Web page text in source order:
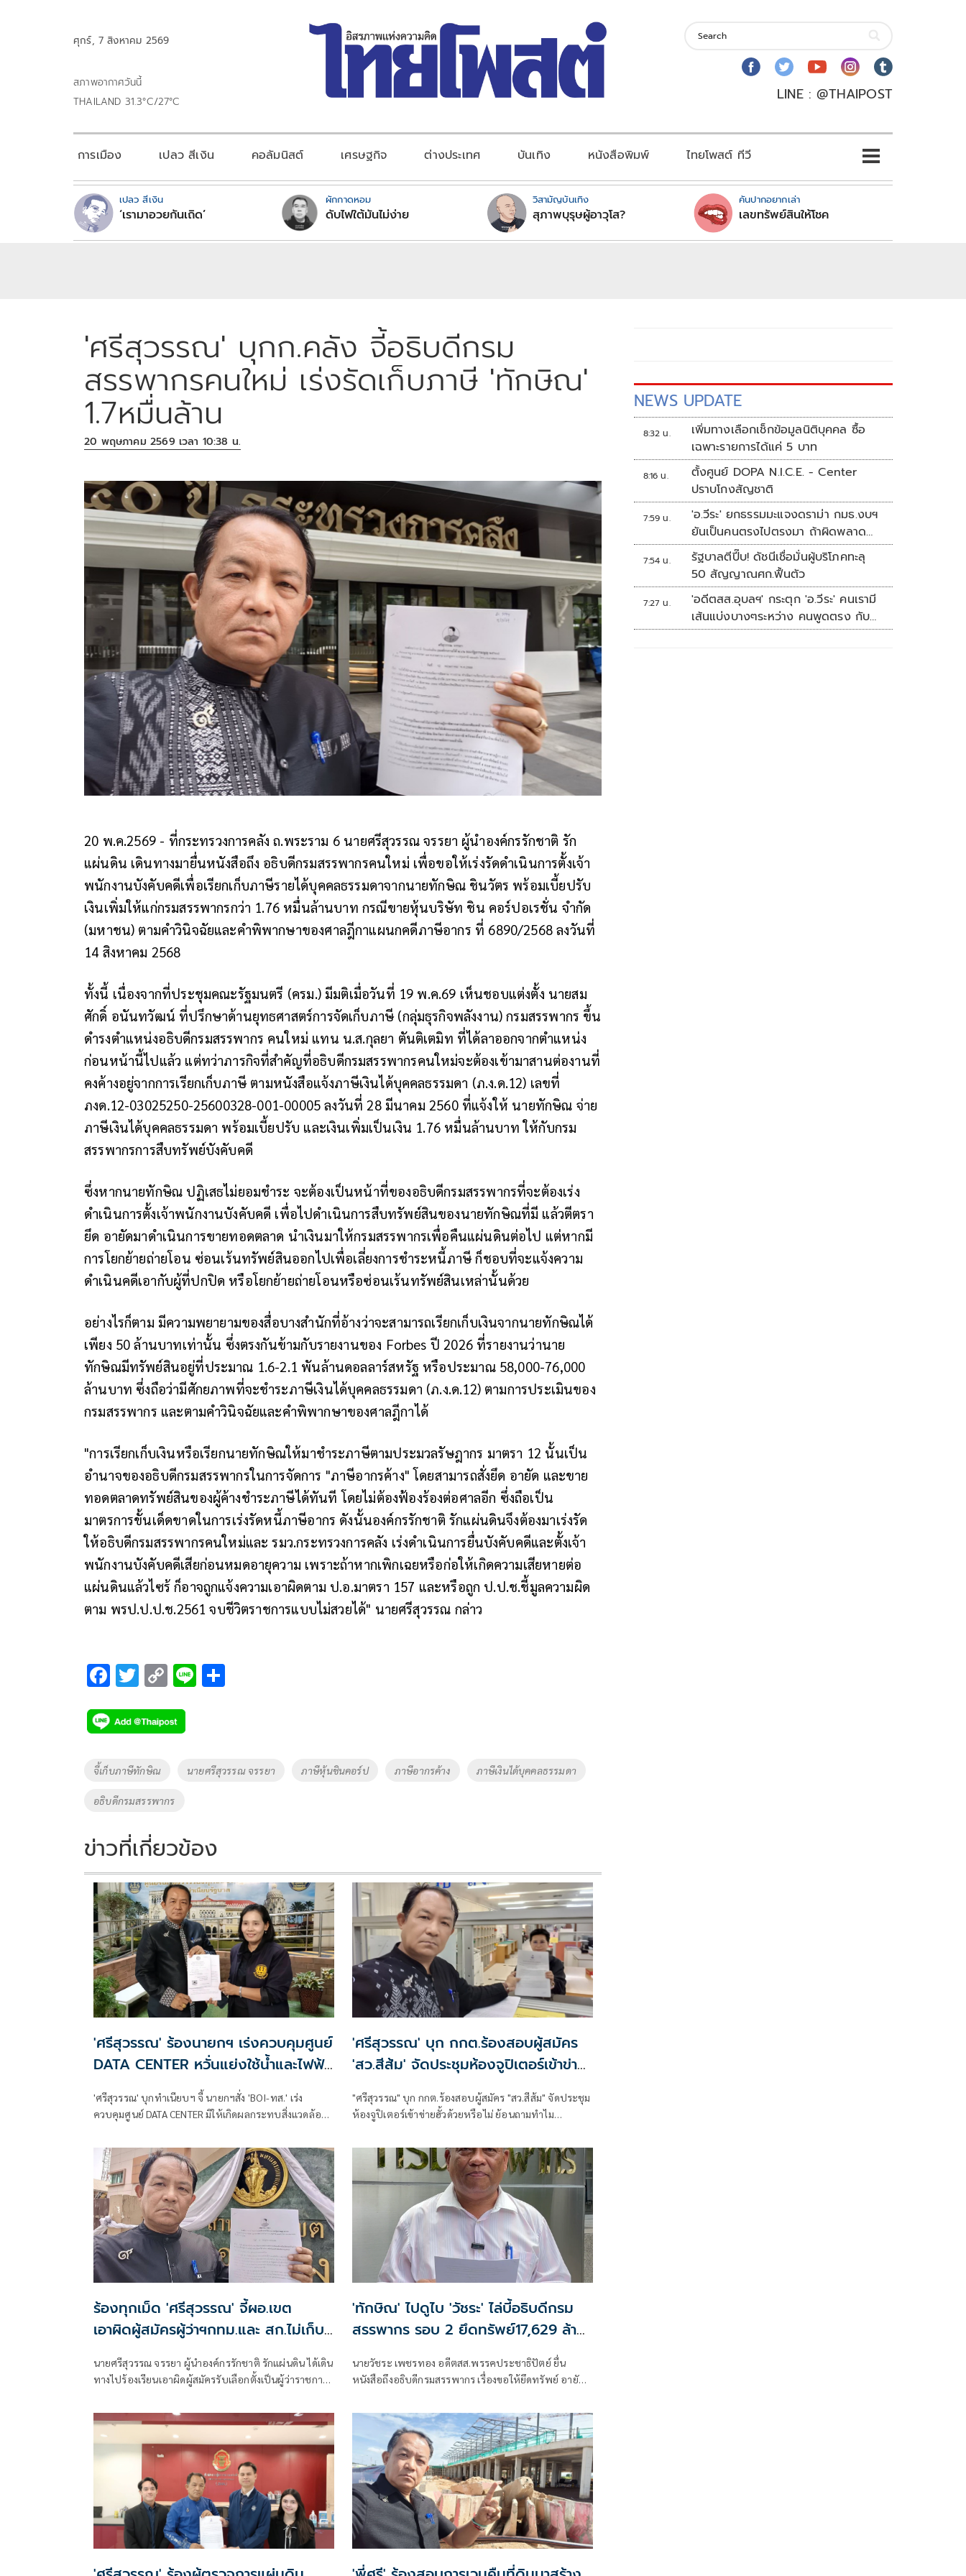
ศุกร์, 7 สิงหาคม 2569
สภาพอากาศวันนี้
THAILAND 31.3°C/27°C
LINE : @THAIPOST
การเมือง เปลว สีเงิน คอลัมนิสต์ เศรษฐกิจ ต่างประเทศ บันเทิง หนังสือพิมพ์ ไทยโพสต์ ทีวี
เปลว สีเงิน
‘เรามาอวยกันเถิด’
ผักกาดหอม
ดับไฟใต้มันไม่ง่าย
วิสามัญบันเทิง
สุภาพบุรุษผู้อาวุโส?
คันปากอยากเล่า
เลขทรัพย์สินให้โชค
'ศรีสุวรรณ' บุกก.คลัง จี้อธิบดีกรม
สรรพากรคนใหม่ เร่งรัดเก็บภาษี 'ทักษิณ'
1.7หมื่นล้าน
20 พฤษภาคม 2569 เวลา 10:38 น.
20 พ.ค.2569 - ที่กระทรวงการคลัง ถ.พระราม 6 นายศรีสุวรรณ จรรยา ผู้นำองค์กรรักชาติ รัก
แผ่นดิน เดินทางมายื่นหนังสือถึง อธิบดีกรมสรรพากรคนใหม่ เพื่อขอให้เร่งรัดดำเนินการตั้งเจ้า
พนักงานบังคับคดีเพื่อเรียกเก็บภาษีรายได้บุคคลธรรมดาจากนายทักษิณ ชินวัตร พร้อมเบี้ยปรับ
เงินเพิ่มให้แก่กรมสรรพากรกว่า 1.76 หมื่นล้านบาท กรณีขายหุ้นบริษัท ชิน คอร์ปอเรชั่น จำกัด
(มหาชน) ตามคำวินิจฉัยและคำพิพากษาของศาลฎีกาแผนกคดีภาษีอากร ที่ 6890/2568 ลงวันที่
14 สิงหาคม 2568
ทั้งนี้ เนื่องจากที่ประชุมคณะรัฐมนตรี (ครม.) มีมติเมื่อวันที่ 19 พ.ค.69 เห็นชอบแต่งตั้ง นายสม
ศักดิ์ อนันทวัฒน์ ที่ปรึกษาด้านยุทธศาสตร์การจัดเก็บภาษี (กลุ่มธุรกิจพลังงาน) กรมสรรพากร ขึ้น
ดำรงตำแหน่งอธิบดีกรมสรรพากร คนใหม่ แทน น.ส.กุลยา ตันติเตมิท ที่ได้ลาออกจากตำแหน่ง
ก่อนหน้านี้ไปแล้ว แต่ทว่าภารกิจที่สำคัญที่อธิบดีกรมสรรพากรคนใหม่จะต้องเข้ามาสานต่องานที่
คงค้างอยู่จากการเรียกเก็บภาษี ตามหนังสือแจ้งภาษีเงินได้บุคคลธรรมดา (ภ.ง.ด.12) เลขที่
ภงด.12-03025250-25600328-001-00005 ลงวันที่ 28 มีนาคม 2560 ที่แจ้งให้ นายทักษิณ จ่าย
ภาษีเงินได้บุคคลธรรมดา พร้อมเบี้ยปรับ และเงินเพิ่มเป็นเงิน 1.76 หมื่นล้านบาท ให้กับกรม
สรรพากรการสืบทรัพย์บังคับคดี
ซึ่งหากนายทักษิณ ปฏิเสธไม่ยอมชำระ จะต้องเป็นหน้าที่ของอธิบดีกรมสรรพากรที่จะต้องเร่ง
ดำเนินการตั้งเจ้าพนักงานบังคับคดี เพื่อไปดำเนินการสืบทรัพย์สินของนายทักษิณที่มี แล้วตีตรา
ยึด อายัดมาดำเนินการขายทอดตลาด นำเงินมาให้กรมสรรพากรเพื่อคืนแผ่นดินต่อไป แต่หากมี
การโยกย้ายถ่ายโอน ซ่อนเร้นทรัพย์สินออกไปเพื่อเลี่ยงการชำระหนี้ภาษี ก็ชอบที่จะแจ้งความ
ดำเนินคดีเอากับผู้ที่ปกปิด หรือโยกย้ายถ่ายโอนหรือซ่อนเร้นทรัพย์สินเหล่านั้นด้วย
อย่างไรก็ตาม มีความพยายามของสื่อบางสำนักที่อ้างว่าจะสามารถเรียกเก็บเงินจากนายทักษิณได้
เพียง 50 ล้านบาทเท่านั้น ซึ่งตรงกันข้ามกับรายงานของ Forbes ปี 2026 ที่รายงานว่านาย
ทักษิณมีทรัพย์สินอยู่ที่ประมาณ 1.6-2.1 พันล้านดอลลาร์สหรัฐ หรือประมาณ 58,000-76,000
ล้านบาท ซึ่งถือว่ามีศักยภาพที่จะชำระภาษีเงินได้บุคคลธรรมดา (ภ.ง.ด.12) ตามการประเมินของ
กรมสรรพากร และตามคำวินิจฉัยและคำพิพากษาของศาลฎีกาได้
"การเรียกเก็บเงินหรือเรียกนายทักษิณให้มาชำระภาษีตามประมวลรัษฎากร มาตรา 12 นั้นเป็น
อำนาจของอธิบดีกรมสรรพากรในการจัดการ "ภาษีอากรค้าง" โดยสามารถสั่งยึด อายัด และขาย
ทอดตลาดทรัพย์สินของผู้ค้างชำระภาษีได้ทันที โดยไม่ต้องฟ้องร้องต่อศาลอีก ซึ่งถือเป็น
มาตรการขั้นเด็ดขาดในการเร่งรัดหนี้ภาษีอากร ดังนั้นองค์กรรักชาติ รักแผ่นดินจึงต้องมาเร่งรัด
ให้อธิบดีกรมสรรพากรคนใหม่และ รมว.กระทรวงการคลัง เร่งดำเนินการยื่นบังคับคดีและตั้งเจ้า
พนักงานบังคับคดีเสียก่อนหมดอายุความ เพราะถ้าหากเพิกเฉยหรือก่อให้เกิดความเสียหายต่อ
แผ่นดินแล้วไซร้ ก็อาจถูกแจ้งความเอาผิดตาม ป.อ.มาตรา 157 และหรือถูก ป.ป.ช.ชี้มูลความผิด
ตาม พรป.ป.ป.ช.2561 จบชีวิตราชการแบบไม่สวยได้" นายศรีสุวรรณ กล่าว
F
e
b
o
o
k
T
tt
er
C
p
y
k
Li
Tags
จี้เก็บภาษีทักษิณ นายศรีสุวรรณ จรรยา ภาษีหุ้นชินคอร์ป ภาษีอากรค้าง ภาษีเงินได้บุคคลธรรมดา
อธิบดีกรมสรรพากร
ข่าวที่เกี่ยวข้อง
'ศรีสุวรรณ' ร้องนายกฯ เร่งควบคุมศูนย์
DATA CENTER หวั่นแย่งใช้น้ำและไฟฟ้า
'ศรีสุวรรณ' บุกทำเนียบฯ จี้ นายกฯสั่ง 'BOI-ทส.' เร่ง
ควบคุมศูนย์ DATA CENTER มิให้เกิดผลกระทบสิ่งแวดล้อม
เพิกเฉยร้องศาลปกครอง
'ศรีสุวรรณ' บุก กกต.ร้องสอบผู้สมัคร
'สว.สีส้ม' จัดประชุมห้องจูปิเตอร์เข้าข่าย
"ศรีสุวรรณ" บุก กกต.ร้องสอบผู้สมัคร "สว.สีส้ม" จัดประชุม
ห้องจูปิเตอร์เข้าข่ายฮั้วด้วยหรือไม่ ย้อนถามทำไม
"ทำงานร่วมกัน" หรือ "จัดตั้ง" แต่พอเป็นฝ่ายตรงข้ามกลับ
รีบใช้คำว่า "ฮั้ว" ยันต้องใช้มาตรฐานเดียวกันกับทุกฝ่าย
ร้องทุกเม็ด 'ศรีสุวรรณ' จี้ผอ.เขต
เอาผิดผู้สมัครผู้ว่าฯกทม.และ สก.ไม่เก็บ
นายศรีสุวรรณ จรรยา ผู้นำองค์กรรักชาติ รักแผ่นดิน ได้เดิน
ทางไปร้องเรียนเอาผิดผู้สมัครรับเลือกตั้งเป็นผู้ว่าราชการ
กรุงเทพมหานครร (สก.) ที่ไม่ยอมเก็บป้ายหาเสียงของตน
'ทักษิณ' ไปดูไบ 'วัชระ' ไล่บี้อธิบดีกรม
สรรพากร รอบ 2 ยึดทรัพย์17,629 ล้าน
นายวัชระ เพชรทอง อดีตสส.พรรคประชาธิปัตย์ ยื่น
หนังสือถึงอธิบดีกรมสรรพากร เรื่องขอให้ยึดทรัพย์ อายัด
ที่ ๒)
NEWS UPDATE
8:32 น.
เพิ่มทางเลือกเช็กข้อมูลนิติบุคคล ซื้อ
เฉพาะรายการได้แค่ 5 บาท
8:16 น.
ตั้งศูนย์ DOPA N.I.C.E. - Center
ปราบโกงสัญชาติ
7:59 น.
'อ.วีระ' ยกธรรมมะแจงดราม่า กมธ.งบฯ
ยันเป็นคนตรงไปตรงมา ถ้าผิดพลาด
พร้อมขอโทษ
7:54 น.
รัฐบาลตีปี๊บ! ดัชนีเชื่อมั่นผู้บริโภคทะลุ
50 สัญญาณศก.ฟื้นตัว
7:27 น.
'อดีตสส.อุบลฯ' กระตุก 'อ.วีระ' คนเรามี
เส้นแบ่งบางๆระหว่าง คนพูดตรง กับ
คนมีมารยาท